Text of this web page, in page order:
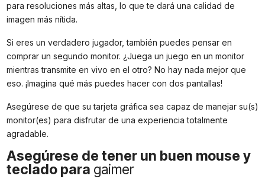
para resoluciones más altas, lo que te dará una calidad de
imagen más nítida.
Si eres un verdadero jugador, también puedes pensar en
comprar un segundo monitor. ¿Juega un juego en un monitor
mientras transmite en vivo en el otro? No hay nada mejor que
eso. ¡Imagina qué más puedes hacer con dos pantallas!
Asegúrese de que su tarjeta gráfica sea capaz de manejar su(s)
monitor(es) para disfrutar de una experiencia totalmente
agradable.
Asegúrese de tener un buen mouse y
teclado para gaimer